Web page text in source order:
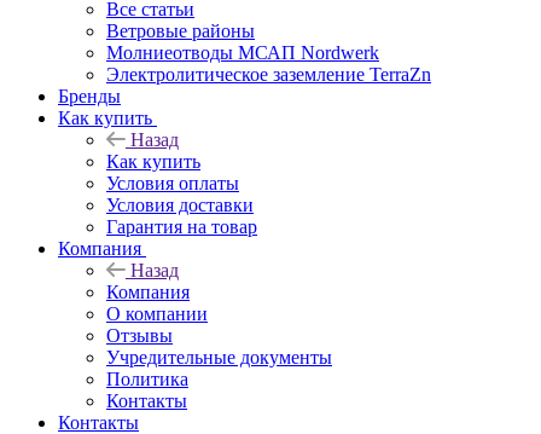
Все статьи
Ветровые районы
Молниеотводы МСАП Nordwerk
Электролитическое заземление TerraZn
Бренды
Как купить
Назад
Как купить
Условия оплаты
Условия доставки
Гарантия на товар
Компания
Назад
Компания
О компании
Отзывы
Учредительные документы
Политика
Контакты
Контакты